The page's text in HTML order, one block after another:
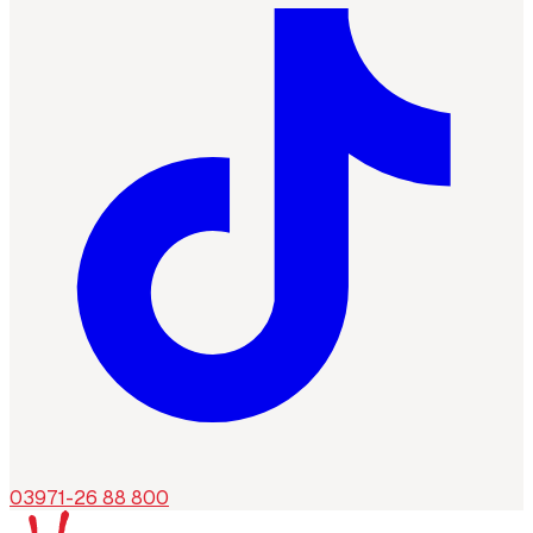
03971-26 88 800